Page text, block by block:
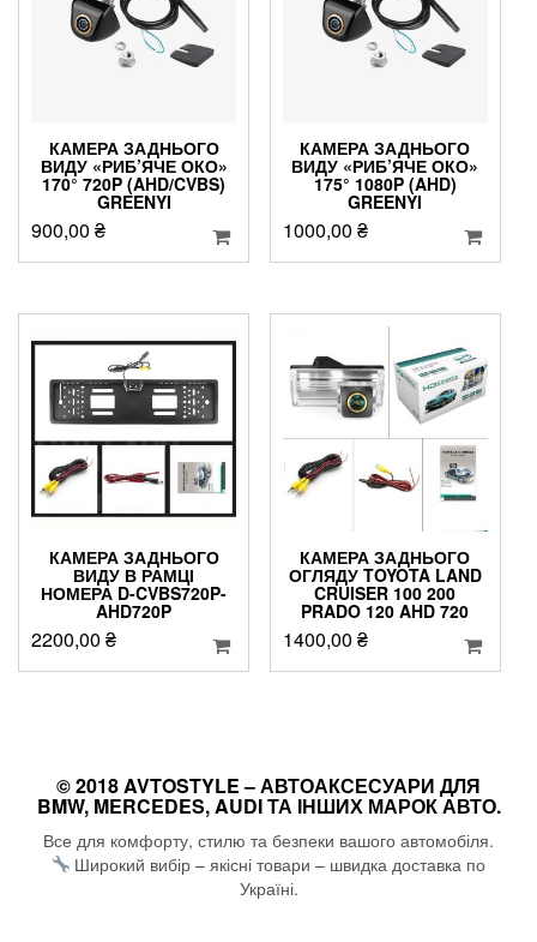
КАМЕРА ЗАДНЬОГО
ВИДУ «РИБ’ЯЧЕ ОКО»
170° 720P (AHD/CVBS)
GREENYI
900,00 ₴
КАМЕРА ЗАДНЬОГО
ВИДУ «РИБ’ЯЧЕ ОКО»
175° 1080P (AHD)
GREENYI
1000,00 ₴
КАМЕРА ЗАДНЬОГО
ВИДУ В РАМЦІ
НОМЕРА D-CVBS720P-
AHD720P
2200,00 ₴
КАМЕРА ЗАДНЬОГО
ОГЛЯДУ TOYOTA LAND
CRUISER 100 200
PRADO 120 AHD 720
1400,00 ₴
© 2018 AVTOSTYLE – АВТОАКСЕСУАРИ ДЛЯ
BMW, MERCEDES, AUDI ТА ІНШИХ МАРОК АВТО.
Все для комфорту, стилю та безпеки вашого автомобіля.
Широкий вибір – якісні товари – швидка доставка по
Україні.